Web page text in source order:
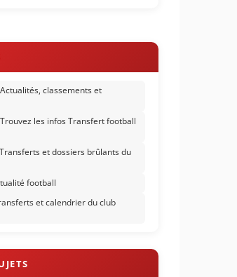
classements et
les infos Transfert football
et dossiers brûlants du
football
et calendrier du club